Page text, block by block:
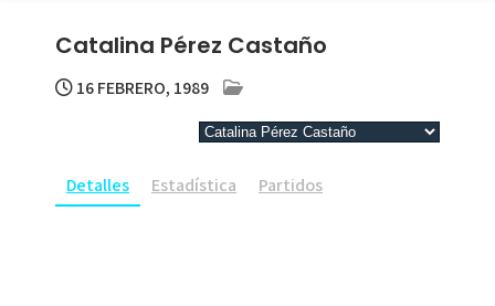
Catalina Pérez Castaño
16 FEBRERO, 1989
Detalles Estadística Partidos